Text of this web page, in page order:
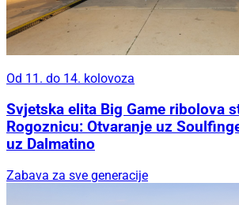
Od 11. do 14. kolovoza
Svjetska elita Big Game ribolova
Rogoznicu: Otvaranje uz
uz Dalmatino
Zabava za sve generacije